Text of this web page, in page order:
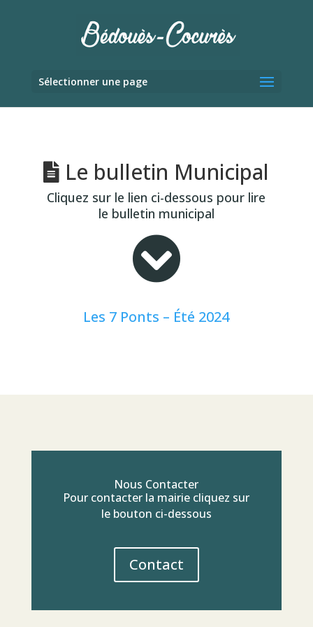
Sélectionner une page
Le bulletin Municipal
Cliquez sur le lien ci-dessous pour lire
le bulletin municipal
Les 7 Ponts – Été 2024
Nous Contacter
Pour contacter la mairie cliquez sur
le bouton ci-dessous
Contact